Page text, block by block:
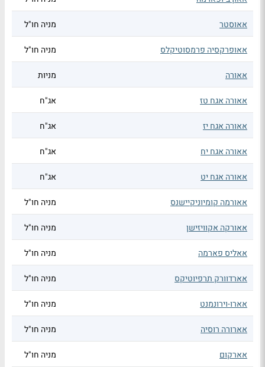
אאוסטר מניה חו"ל
אאופרקסיה פרמסוטיקלס מניה חו"ל
אאורה מניות
אאורה אגח טז אג"ח
אאורה אגח יז אג"ח
אאורה אגח יח אג"ח
אאורה אגח יט אג"ח
אאורמה קומיוניקיישנס מניה חו"ל
אאורקה אקוויזישן מניה חו"ל
אאליס פארמה מניה חו"ל
אארדוורק תרפיוטיקס מניה חו"ל
אארו-וירונמנט מניה חו"ל
אארורה רוסיה מניה חו"ל
אארקום מניה חו"ל